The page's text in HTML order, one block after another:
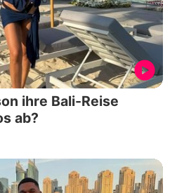
ihre Bali-Reise
ab?